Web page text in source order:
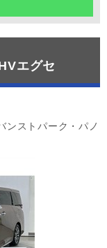
エグセ
ンストパーク・パノ